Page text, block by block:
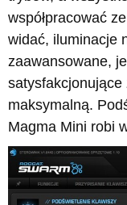
współpracować
widać, iluminacje
zaawansowane,
maksymalną.
Magma Mini robi